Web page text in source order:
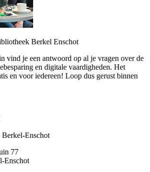
Berkel Enschot
vind je een antwoord op al je vragen over de
en digitale vaardigheden. Het
en voor iedereen! Loop dus gerust binnen
Enschot
77
Enschot